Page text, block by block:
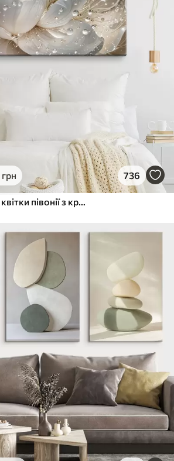
грн 736
Крупний план білої квітки півонії з крапельками води на пелюстках на розмитому фоні